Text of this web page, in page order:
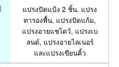
แปรงปัดแป้ง 2 ชิ้น, แปรง
ทารองพื้น, แปรงปัดแก้ม,
แปรงอายแชโดว์, แปรงเบ
ลนด์, แปรงอายไลเนอร์
และแปรงเขียนคิ้ว